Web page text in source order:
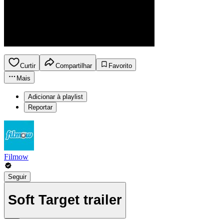
Curtir Compartilhar
Favorito
Mais
Adicionar à playlist
Reportar
Filmow
Seguir
Soft Target trailer